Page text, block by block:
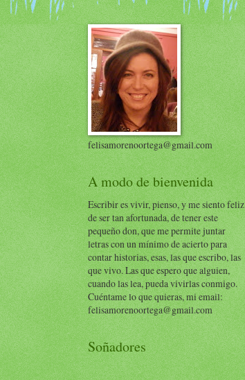
felisamorenoortega@gmail.com
A modo de bienvenida
Escribir es vivir, pienso, y me siento feliz
de ser tan afortunada, de tener este
pequeño don, que me permite juntar
letras con un mínimo de acierto para
contar historias, esas, las que escribo, las
que vivo. Las que espero que alguien,
cuando las lea, pueda vivirlas conmigo.
Cuéntame lo que quieras, mi email:
felisamorenoortega@gmail.com
Soñadores